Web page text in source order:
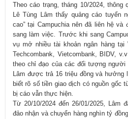
Theo cáo trạng, tháng 10/2024, thông
Lê Tùng Lâm thấy quảng cáo tuyển
cao” tại Campuchia nên đã liên hệ
sang làm việc. Trước khi sang
vụ mở nhiều tài khoản ngân hàng tại
Techcombank, Vietcombank, BIDV,
theo chỉ đạo của các đối tượng
Lâm được trả 16 triệu đồng và hưởng
biết rõ số tiền giao dịch có nguồn gốc
bị cáo vẫn thực hiện.
Từ 20/10/2024 đến 26/01/2025, Lâm
đảo nhận và chuyển hàng nghìn tỷ